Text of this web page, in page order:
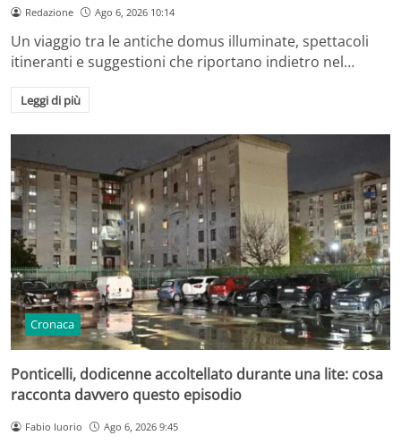
Redazione Ago 6, 2026 10:14
Un viaggio tra le antiche domus illuminate, spettacoli
itineranti e suggestioni che riportano indietro nel…
Leggi di più
Cronaca
Ponticelli, dodicenne accoltellato durante una lite: cosa
racconta davvero questo episodio
Fabio Iuorio Ago 6, 2026 9:45